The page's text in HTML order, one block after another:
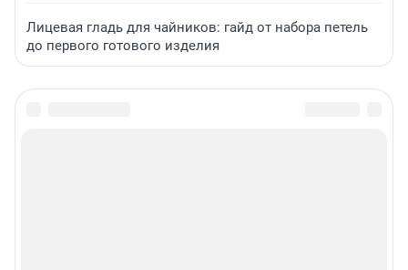
Лицевая гладь для чайников: гайд от набора петель
до первого готового изделия